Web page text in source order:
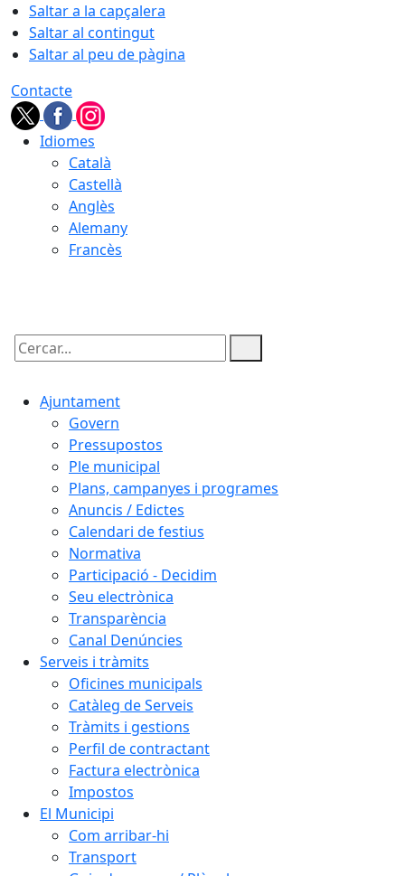
Saltar a la capçalera
Saltar al contingut
Saltar al peu de pàgina
Contacte
Idiomes
Català
Castellà
Anglès
Alemany
Francès
Cercar:
Ajuntament
Govern
Pressupostos
Ple municipal
Plans, campanyes i programes
Anuncis / Edictes
Calendari de festius
Normativa
Participació - Decidim
Seu electrònica
Transparència
Canal Denúncies
Serveis i tràmits
Oficines municipals
Catàleg de Serveis
Tràmits i gestions
Perfil de contractant
Factura electrònica
Impostos
El Municipi
Com arribar-hi
Transport